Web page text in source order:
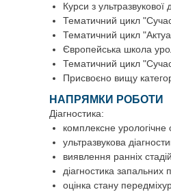
Курси з
Тематичний цикл
Тематичний цикл
Європейська школа
Тематичний цикл
Присвоєно вищу
НАПРЯМКИ РОБОТИ
Діагностика:
комплексне урологічне
ультразвукова
виявлення ранніх
діагностика запальних
оцінка стану